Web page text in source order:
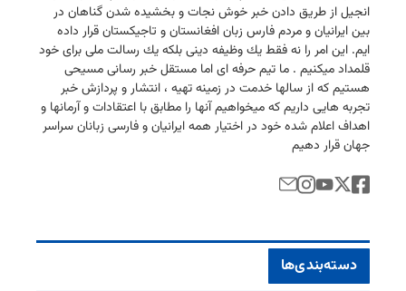
انجیل از طریق دادن خبر خوش نجات و بخشیده شدن گناهان در
بین ایرانیان و مردم فارس زبان افغانستان و تاجیكستان قرار داده
ایم. این امر را نه فقط یك وظیفه دینی بلكه یك رسالت ملی برای خود
قلمداد میكنیم . ما تیم حرفه ای اما مستقل خبر رسانی مسیحی
هستیم كه از سالها خدمت در زمینه تهیه ، انتشار و پردازش خبر
تجربه هایی داریم كه میخواهیم آنها را مطابق با اعتقادات و آرمانها و
اهداف اعلام شده خود در اختیار همه ایرانیان و فارسی زبانان سراسر
جهان قرار دهیم
دسته‌بندی‌ها